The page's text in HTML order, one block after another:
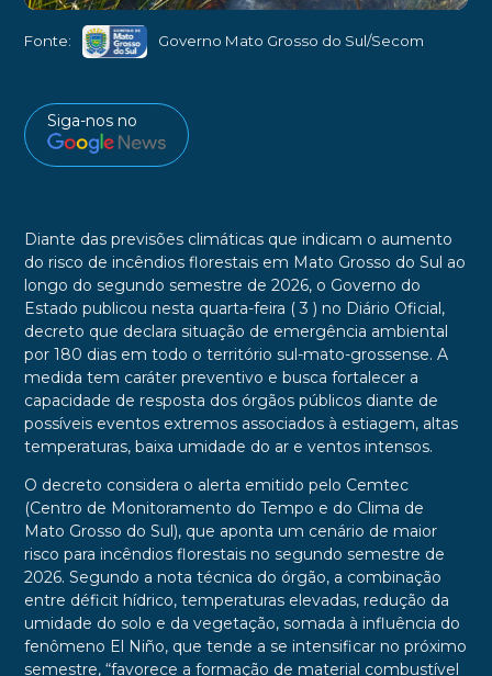
Fonte: Governo Mato Grosso do Sul/Secom
Siga-nos no
Diante das previsões climáticas que indicam o aumento
do risco de incêndios florestais em Mato Grosso do Sul ao
longo do segundo semestre de 2026, o Governo do
Estado publicou nesta quarta-feira ( 3 ) no Diário Oficial,
decreto que declara situação de emergência ambiental
por 180 dias em todo o território sul-mato-grossense. A
medida tem caráter preventivo e busca fortalecer a
capacidade de resposta dos órgãos públicos diante de
possíveis eventos extremos associados à estiagem, altas
temperaturas, baixa umidade do ar e ventos intensos.
O decreto considera o alerta emitido pelo Cemtec
(Centro de Monitoramento do Tempo e do Clima de
Mato Grosso do Sul), que aponta um cenário de maior
risco para incêndios florestais no segundo semestre de
2026. Segundo a nota técnica do órgão, a combinação
entre déficit hídrico, temperaturas elevadas, redução da
umidade do solo e da vegetação, somada à influência do
fenômeno El Niño, que tende a se intensificar no próximo
semestre, “favorece a formação de material combustível